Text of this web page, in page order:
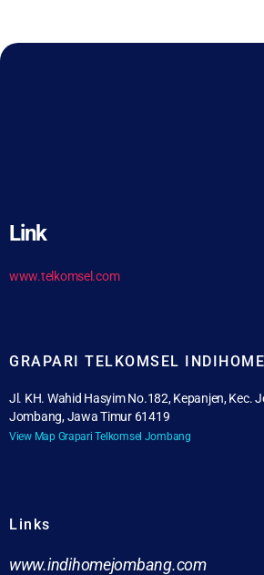
Link
www.telkomsel.com
GRAPARI TELKOMSEL
Jl. KH. Wahid Hasyim No.182, Kepanjen, Kec.
Jombang, Jawa Timur 61419
View Map Grapari Telkomsel Jombang
Links
www.indihomejombang.com